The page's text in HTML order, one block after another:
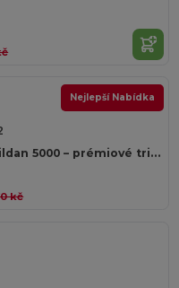
Nejlepší Nabídka
Balení 3 kusů Gildan 5000 – prémiové tričko z těžké bavlny s klasickým střihem pro dospělé
kč